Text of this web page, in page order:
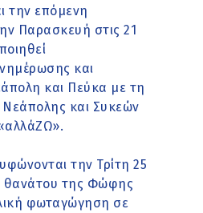
την επόμενη
Παρασκευή στις 21
και
και Πεύκα με τη
και Συκεών
την Τρίτη 25
θανάτου της Φώφης
φωταγώγηση σε